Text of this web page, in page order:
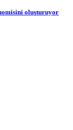
oluşturuyor